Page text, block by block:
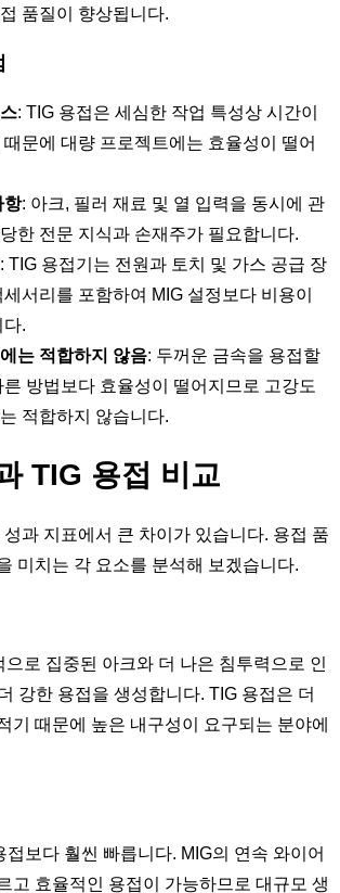
품질이 향상됩니다.
: TIG 용접은 세심한 작업 특성상 시간이
문에 대량 프로젝트에는 효율성이 떨어
항: 아크, 필러 재료 및 열 입력을 동시에 관
한 전문 지식과 손재주가 필요합니다.
: TIG 용접기는 전원과 토치 및 가스 공급 장
서리를 포함하여 MIG 설정보다 비용이
다.
는 적합하지 않음: 두꺼운 금속을 용접할
방법보다 효율성이 떨어지므로 고강도
적합하지 않습니다.
TIG 용접 비교
과 지표에서 큰 차이가 있습니다. 용접 품
미치는 각 요소를 분석해 보겠습니다.
으로 집중된 아크와 더 나은 침투력으로 인
강한 용접을 생성합니다. TIG 용접은 더
기 때문에 높은 내구성이 요구되는 분야에
접보다 훨씬 빠릅니다. MIG의 연속 와이어
고 효율적인 용접이 가능하므로 대규모 생